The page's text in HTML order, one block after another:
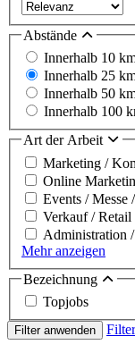
Abstände
Innerhalb 10
Innerhalb 25
Innerhalb 50
Innerhalb 100
Art der Arbeit
Marketing /
Online
Events / Messe
Verkauf / Retail
Administration
Mehr anzeigen
Bezeichnung
Topjobs
Filter anwenden